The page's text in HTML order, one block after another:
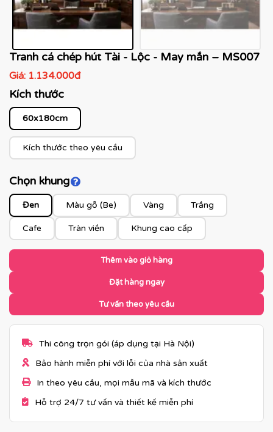
Tranh cá chép hút Tài - Lộc - May mắn – MS007
Giá: 1.134.000đ
Kích thước
60x180cm
Kích thước theo yêu cầu
Chọn khungClick để xem màu khung
Đen Màu gỗ (Be) Vàng Trắng
Cafe Tràn viền Khung cao cấp
Thêm vào giỏ hàng
Đặt hàng ngay
Tư vấn theo yêu cầu
Thi công trọn gói (áp dụng tại Hà Nội)
Bảo hành miễn phí với lỗi của nhà sản xuất
In theo yêu cầu, mọi mẫu mã và kích thước
Hỗ trợ 24/7 tư vấn và thiết kế miễn phí